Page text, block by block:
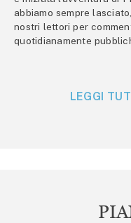
abbiamo sempre
nostri lettori per
quotidianamente
LEGGI